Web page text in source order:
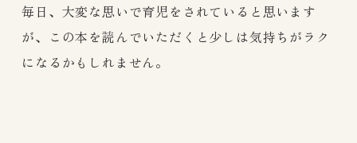
毎日、大変な思いで育児をされていると思います
が、この本を読んでいただくと少しは気持ちがラク
になるかもしれません。